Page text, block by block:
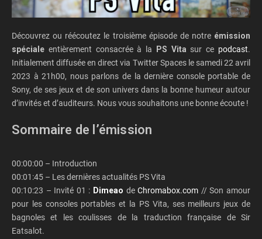
Découvrez ou réécoutez le troisième épisode de notre émission
spéciale entièrement consacrée à la PS Vita sur ce podcast.
Initialement diffusée en direct via Twitter Spaces le samedi 22 avril
2023 à 21h00, nous parlons de la dernière console portable de
Sony, de ses jeux et de son univers dans la bonne humeur autour
d’invités et d’auditeurs. Nous vous souhaitons une bonne écoute !
Sommaire de l’émission
00:00:00 – Introduction
00:01:45 – Les dernières actualités PS Vita
00:10:23 – Invité 01 : Dimeao deChromabox.com // Son amour
pour les consoles portables et la PS Vita, ses meilleurs jeux de
bagnoles et les coulisses de la traduction française de Sir
Eatsalot.